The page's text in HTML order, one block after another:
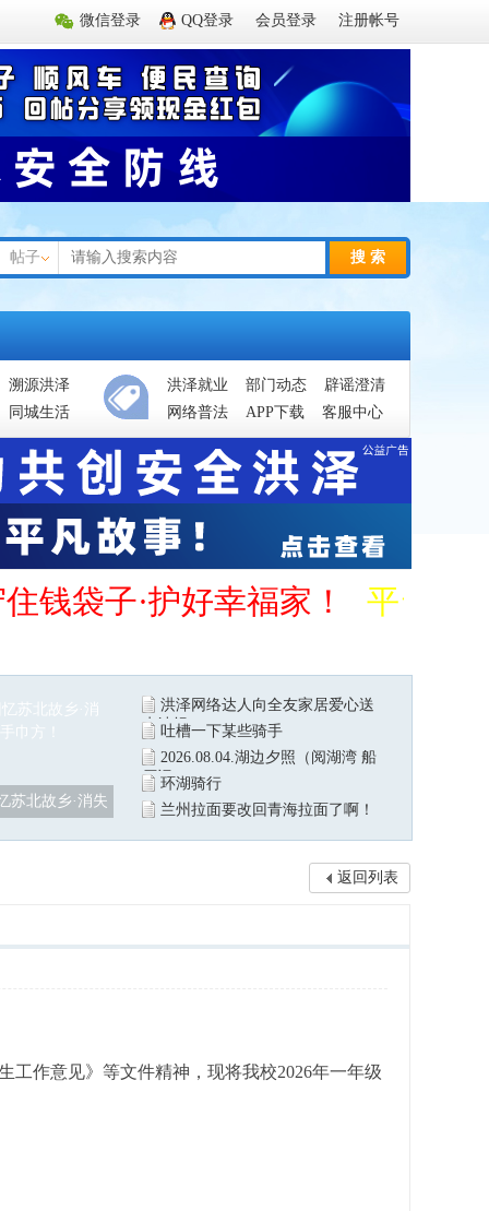
微信登录 QQ登录 会员登录 注册帐号
帖子 搜 索
溯源洪泽
同城生活
洪泽就业 部门动态
辟谣澄清
网络普法
APP下载 客服中心
钱袋子·护好幸福家！ 平台管
苏北故乡·消失
洪泽网络达人向全友家居爱心送
水站捐
吐槽一下某些骑手
2026.08.04.湖边夕照（阅湖湾 船
厂记环湖骑行
兰州拉面要改回青海拉面了啊！
返回列表
工作意见》等文件精神，现将我校2026年一年级